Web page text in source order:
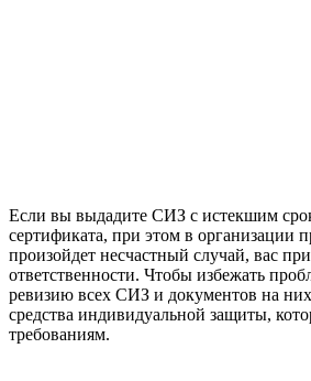
Если вы выдадите СИЗ с истекшим
сертификата, при этом в организации
произойдет несчастный случай, вас
ответственности. Чтобы избежать
ревизию всех СИЗ и документов на
средства индивидуальной защиты,
требованиям.